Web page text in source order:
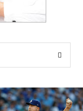
野球